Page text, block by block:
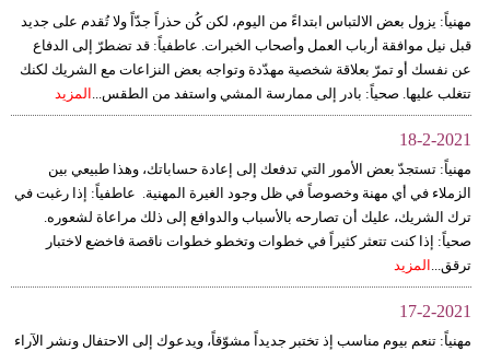
مهنياً: يزول بعض الالتباس ابتداءً من اليوم، لكن كُن حذراً جدّاً ولا تُقدم على جديد
قبل نيل موافقة أرباب العمل وأصحاب الخبرات. عاطفياً: قد تضطرّ إلى الدفاع
عن نفسك أو تمرّ بعلاقة شخصية مهدّدة وتواجه بعض النزاعات مع الشريك لكنك
تتغلب عليها. صحياً: بادر إلى ممارسة المشي واستفد من الطقس... المزيد
18-2-2021
مهنياً: تستجدّ بعض الأمور التي تدفعك إلى إعادة حساباتك، وهذا طبيعي بين
الزملاء في أي مهنة وخصوصاً في ظل وجود الغيرة المهنية. عاطفياً: إذا رغبت في
ترك الشريك، عليك أن تصارحه بالأسباب والدوافع إلى ذلك مراعاة لشعوره.
صحياً: إذا كنت تتعثر كثيراً في خطوات وتخطو خطوات ناقصة فاخضع لاختبار
ترقق... المزيد
17-2-2021
مهنياً: تنعم بيوم مناسب إذ تختبر جديداً مشوّقاً، ويدعوك إلى الاحتفال ونشر الآراء